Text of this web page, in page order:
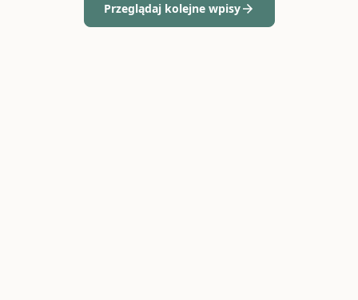
Przeglądaj kolejne wpisy